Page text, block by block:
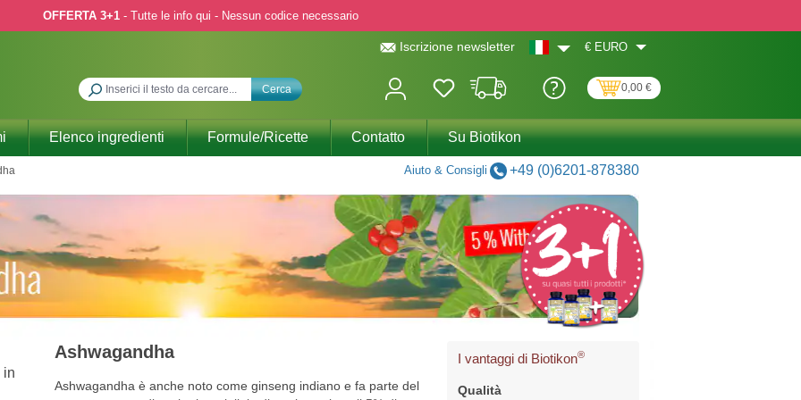
OFFERTA 3+1- Tutte le info qui - Nessun codice necessario
Iscrizione newsletter € EURO
Cerca 0,00 €
Elenco ingredienti Formule/Ricette Contatto Su Biotikon
Aiuto & Consigli +49 (0)6201-878380
Ashwagandha
Ashwagandha è anche noto come ginseng indiano e fa parte del
I vantaggi di Biotikon®
Qualità